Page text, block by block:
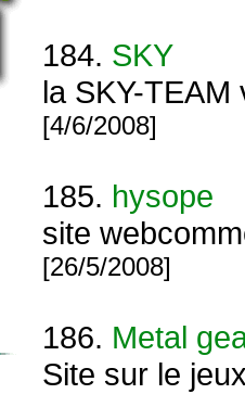
184. SKY
la SKY-
[4/6/2008]
185. hysope
site
[26/5/2008]
186. Metal
Site sur le